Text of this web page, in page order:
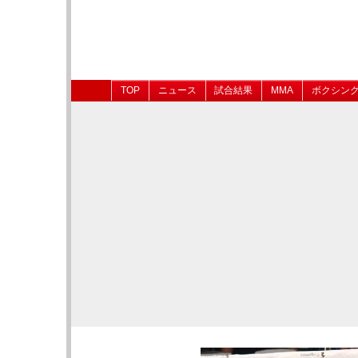
TOP ニュース 試合結果 MMA ボクシン